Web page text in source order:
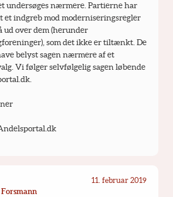
undersøges nærmere. Partierne har
et indgreb mod moderniseringsregler
ud over dem (herunder
som det ikke er tiltænkt. De
belyst sagen nærmere af et
Vi følger selvfølgelig sagen løbende
11. februar 2019